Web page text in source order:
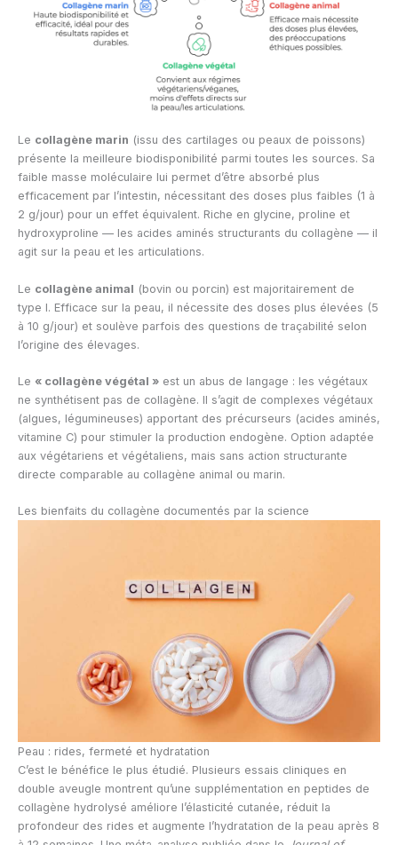
Le collagène marin (issu des cartilages ou peaux de poissons)
présente la meilleure biodisponibilité parmi toutes les sources. Sa
faible masse moléculaire lui permet d’être absorbé plus
efficacement par l’intestin, nécessitant des doses plus faibles (1 à
2 g/jour) pour un effet équivalent. Riche en glycine, proline et
hydroxyproline — les acides aminés structurants du collagène — il
agit sur la peau et les articulations.
Le collagène animal (bovin ou porcin) est majoritairement de
type I. Efficace sur la peau, il nécessite des doses plus élevées (5
à 10 g/jour) et soulève parfois des questions de traçabilité selon
l’origine des élevages.
Le « collagène végétal » est un abus de langage : les végétaux
ne synthétisent pas de collagène. Il s’agit de complexes végétaux
(algues, légumineuses) apportant des précurseurs (acides aminés,
vitamine C) pour stimuler la production endogène. Option adaptée
aux végétariens et végétaliens, mais sans action structurante
directe comparable au collagène animal ou marin.
Les bienfaits du collagène documentés par la science
Peau : rides, fermeté et hydratation
C’est le bénéfice le plus étudié. Plusieurs essais cliniques en
double aveugle montrent qu’une supplémentation en peptides de
collagène hydrolysé améliore l’élasticité cutanée, réduit la
profondeur des rides et augmente l’hydratation de la peau après 8